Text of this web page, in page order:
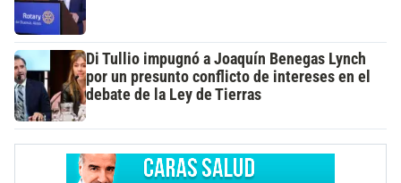
Di Tullio impugnó a Joaquín Benegas Lynch
por un presunto conflicto de intereses en el
debate de la Ley de Tierras